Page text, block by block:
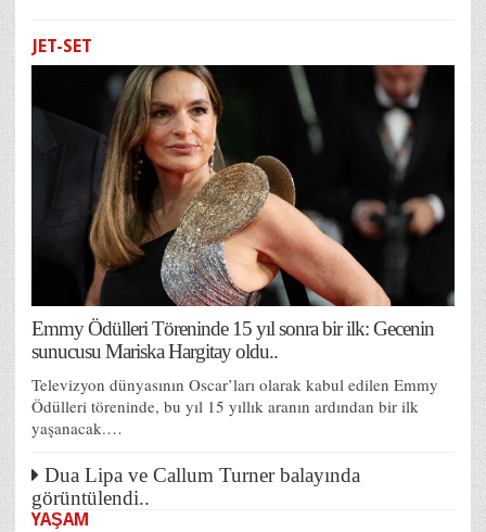
JET-SET
Emmy Ödülleri Töreninde 15 yıl sonra bir ilk: Gecenin
sunucusu Mariska Hargitay oldu..
Televizyon dünyasının Oscar’ları olarak kabul edilen Emmy
Ödülleri töreninde, bu yıl 15 yıllık aranın ardından bir ilk
yaşanacak.…
Dua Lipa ve Callum Turner balayında
görüntülendi..
YAŞAM